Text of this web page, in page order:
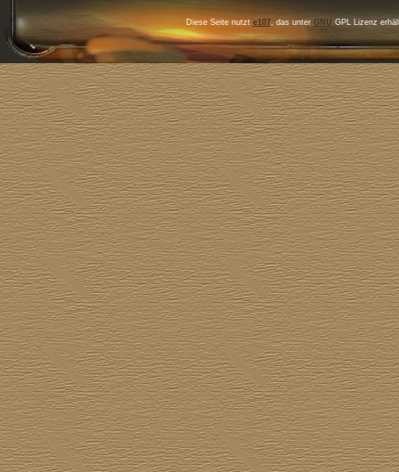
Diese Seite nutzt e107, das unter GNU GPL Lizenz